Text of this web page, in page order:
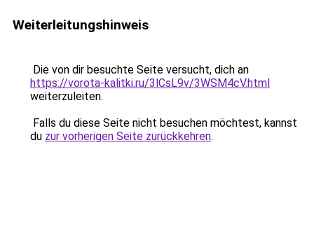
Weiterleitungshinweis
Die von dir besuchte Seite versucht, dich an
https://vorota-kalitki.ru/3lCsL9v/3WSM4cV.html
weiterzuleiten.
Falls du diese Seite nicht besuchen möchtest, kannst
du zur vorherigen Seite zurückkehren.